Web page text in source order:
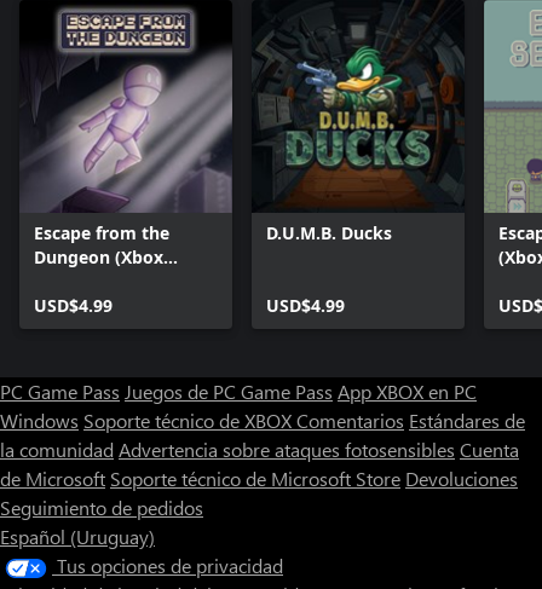
Escape from the
Dungeon (Xbox
USD$4.99
D.U.M.B. Ducks
USD$4.99
PC Game Pass Juegos de PC Game Pass App XBOX en PC
Windows Soporte técnico de XBOXComentarios Estándares de
la comunidad Advertencia sobre ataques fotosensibles Cuenta
de Microsoft Soporte técnico de Microsoft Store Devoluciones
Seguimiento de pedidos
Español (Uruguay)
Tus opciones de privacidad